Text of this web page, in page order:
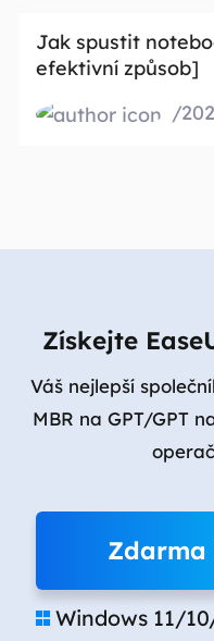
Jak spustit
efektivní způsob]
/
Získejte
Váš nejlepší
MBR na GPT/GPT
Zdarma
 Windows 11/